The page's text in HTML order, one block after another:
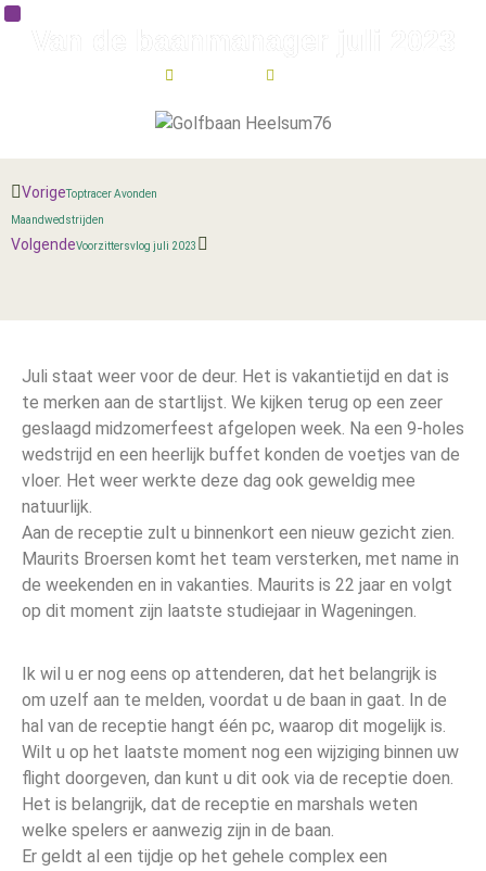
VorigeToptracer Avonden
Maandwedstrijden
VolgendeVoorzittersvlog juli 2023
Juli staat weer voor de deur. Het is vakantietijd en dat is
te merken aan de startlijst. We kijken terug op een zeer
geslaagd midzomerfeest afgelopen week. Na een 9-holes
wedstrijd en een heerlijk buffet konden de voetjes van de
vloer. Het weer werkte deze dag ook geweldig mee
natuurlijk.
Aan de receptie zult u binnenkort een nieuw gezicht zien.
Maurits Broersen komt het team versterken, met name in
de weekenden en in vakanties. Maurits is 22 jaar en volgt
op dit moment zijn laatste studiejaar in Wageningen.
Ik wil u er nog eens op attenderen, dat het belangrijk is
om uzelf aan te melden, voordat u de baan in gaat. In de
hal van de receptie hangt één pc, waarop dit mogelijk is.
Wilt u op het laatste moment nog een wijziging binnen uw
flight doorgeven, dan kunt u dit ook via de receptie doen.
Het is belangrijk, dat de receptie en marshals weten
welke spelers er aanwezig zijn in de baan.
Er geldt al een tijdje op het gehele complex een